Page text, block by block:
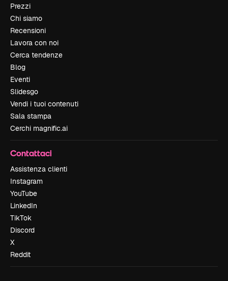
Prezzi
Chi siamo
Recensioni
Lavora con noi
Cerca tendenze
Blog
Eventi
Slidesgo
Vendi i tuoi contenuti
Sala stampa
Cerchi magnific.ai
Contattaci
Assistenza clienti
Instagram
YouTube
LinkedIn
TikTok
Discord
X
Reddit